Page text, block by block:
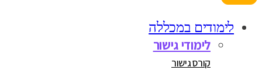
לימודים במכללה
לימודי גישור
קורס גישור